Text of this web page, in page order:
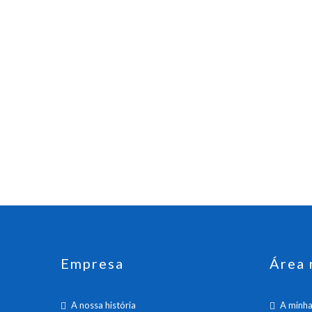
Empresa
A nossa história
Área
A